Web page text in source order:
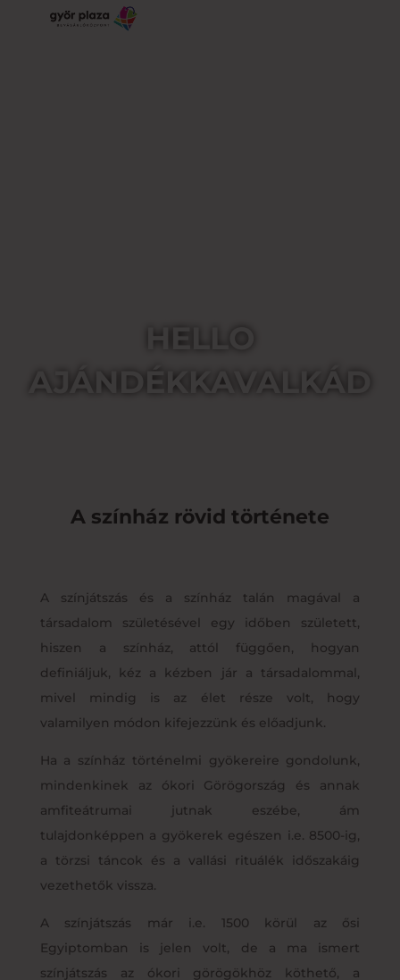
HELLO
AJÁNDÉKKAVALKÁD
A színház rövid története
A színjátszás és a színház talán magával a
társadalom születésével egy időben született,
hiszen a színház, attól függően, hogyan
definiáljuk, kéz a kézben jár a társadalommal,
mivel mindig is az élet része volt, hogy
valamilyen módon kifejezzünk és előadjunk.
Ha a színház történelmi gyökereire gondolunk,
mindenkinek az ókori Görögország és annak
amfiteátrumai jutnak eszébe, ám
tulajdonképpen a gyökerek egészen i.e. 8500-ig,
a törzsi táncok és a vallási rituálék időszakáig
vezethetők vissza.
A színjátszás már i.e. 1500 körül az ősi
Egyiptomban is jelen volt, de a ma ismert
színjátszás az ókori görögökhöz köthető, a